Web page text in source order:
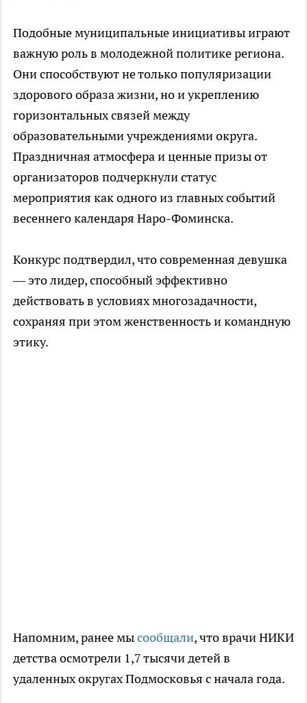
Подобные муниципальные инициативы играют
важную роль в молодежной политике региона.
Они способствуют не только популяризации
здорового образа жизни, но и укреплению
горизонтальных связей между
образовательными учреждениями округа.
Праздничная атмосфера и ценные призы от
организаторов подчеркнули статус
мероприятия как одного из главных событий
весеннего календаря Наро-Фоминска.
Конкурс подтвердил, что современная девушка
— это лидер, способный эффективно
действовать в условиях многозадачности,
сохраняя при этом женственность и командную
этику.
Напомним, ранее мысообщали, что врачи НИКИ
детства осмотрели 1,7 тысячи детей в
удаленных округах Подмосковья с начала года.